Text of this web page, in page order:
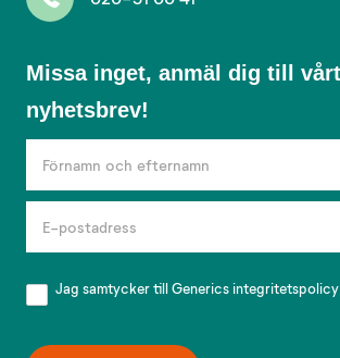
anmäl
dig
till
vårt
nyhetsbrev!
Missa inget, anmäl dig till vårt
nyhetsbrev!
Jag samtycker till Genericsintegritetspolicy